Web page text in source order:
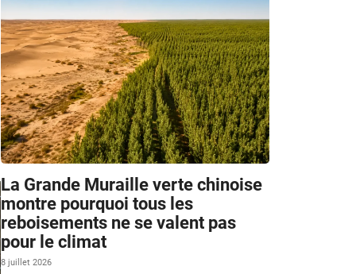
La Grande Muraille verte chinoise
montre pourquoi tous les
reboisements ne se valent pas
pour le climat
8 juillet 2026